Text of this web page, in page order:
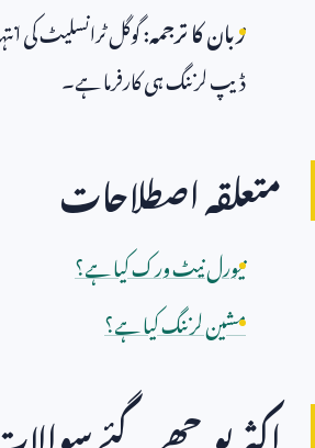
زبان کا ترجمہ:گوگل ٹرانسلیٹ کی
ڈیپ لرننگ ہی کارفرما ہے۔
متعلقہ اصطلاحات
نیورل نیٹ ورک کیا ہے؟
مشین لرننگ کیا ہے؟